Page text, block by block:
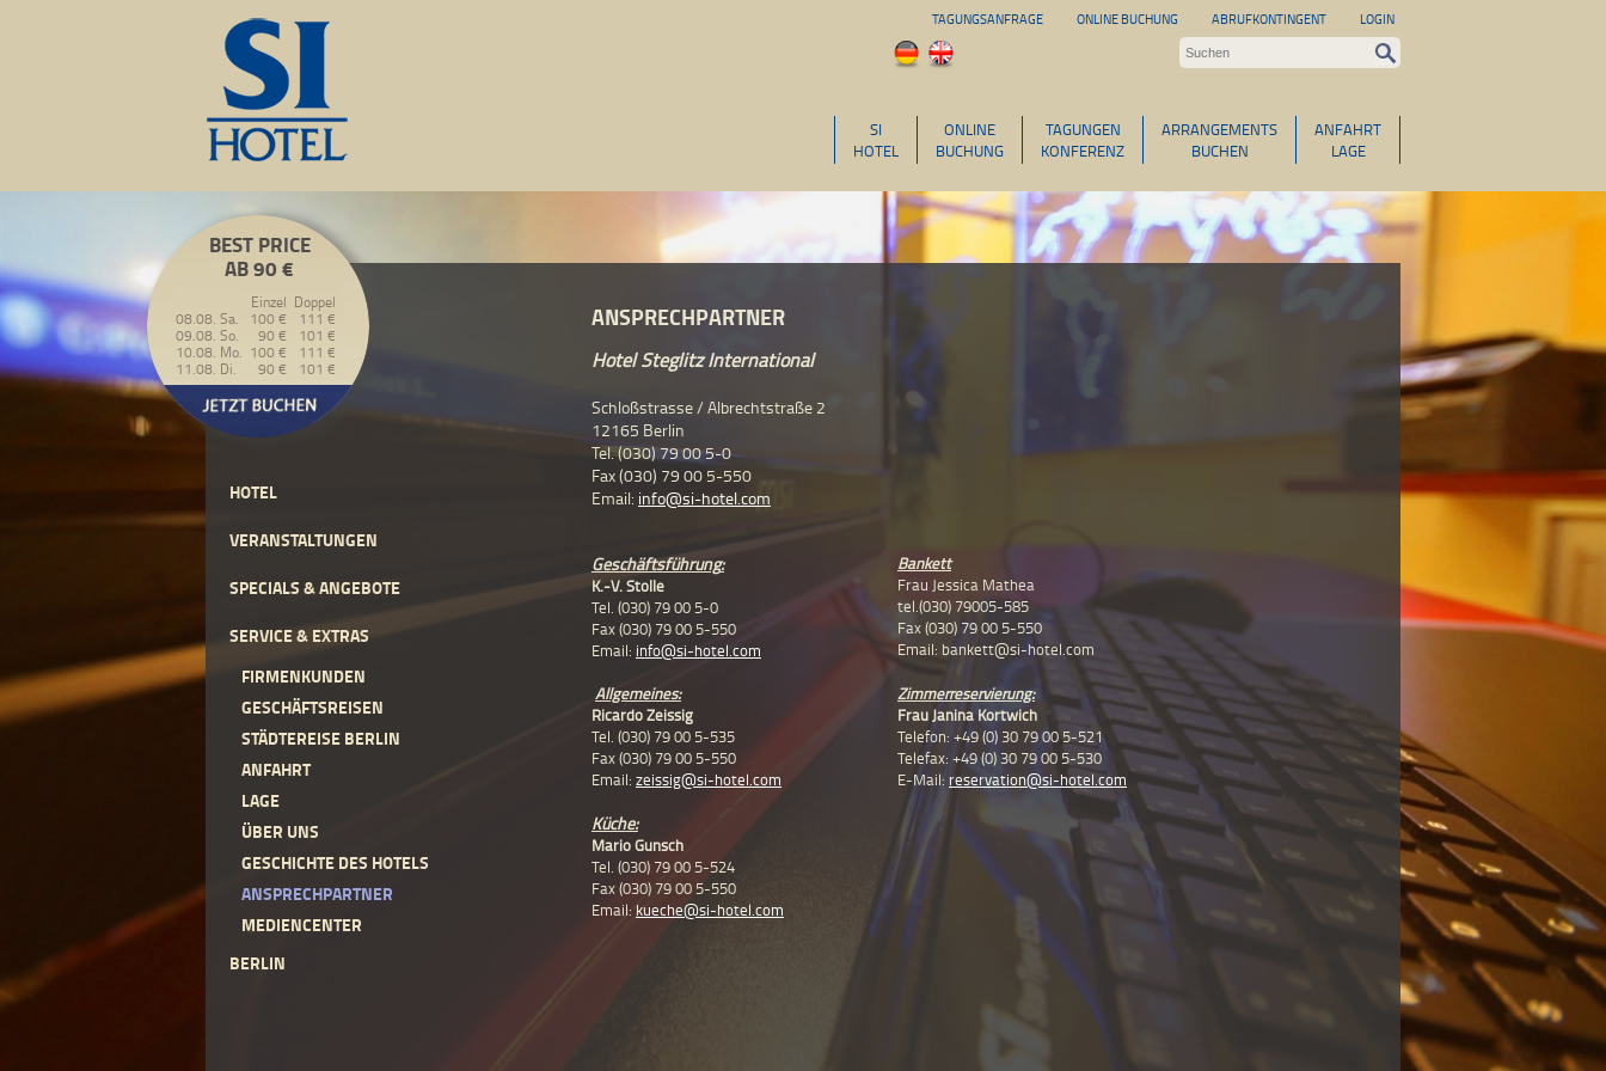
TAGUNGSANFRAGE ONLINE BUCHUNG ABRUFKONTINGENT LOGIN
ANFAHRT
LAGE
ARRANGEMENTS
BUCHEN
TAGUNGEN
KONFERENZ
ONLINE
BUCHUNG
SI
HOTEL
BEST PRICE
AB 90 €
Einzel Doppel
08.08. Sa.
100 €
111 €
09.08. So.
90 €
101 €
10.08. Mo. 100 €
111 €
11.08. Di.
90 € 101 €
HOTEL
VERANSTALTUNGEN
SPECIALS & ANGEBOTE
SERVICE & EXTRAS
FIRMENKUNDEN
GESCHÄFTSREISEN
STÄDTEREISE BERLIN
ANFAHRT
LAGE
ÜBER UNS
GESCHICHTE DES HOTELS
ANSPRECHPARTNER
MEDIENCENTER
BERLIN
ANSPRECHPARTNER
Hotel Steglitz International
Schloßstrasse / Albrechtstraße 2
12165 Berlin
Tel. (030) 79 00 5-0
Fax (030) 79 00 5-550
Email: info@si-hotel.com
Geschäftsführung:
K.-V. Stolle
Tel. (030) 79 00 5-0
Fax (030) 79 00 5-550
Email: info@si-hotel.com
Bankett
Frau Jessica Mathea
tel.(030) 79005-585
Fax (030) 79 00 5-550
Email: bankett@si-hotel.com
Allgemeines:
Ricardo Zeissig
Tel. (030) 79 00 5-535
Fax (030) 79 00 5-550
Email: zeissig@si-hotel.com
Zimmerreservierung:
Frau Janina Kortwich
Telefon: +49 (0) 30 79 00 5-521
Telefax: +49 (0) 30 79 00 5-530
E-Mail: reservation@si-hotel.com
Küche:
Mario Gunsch
Tel. (030) 79 00 5-524
Fax (030) 79 00 5-550
Email: kueche@si-hotel.com